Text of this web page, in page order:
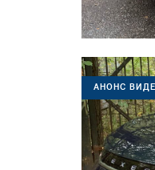
АНОНС